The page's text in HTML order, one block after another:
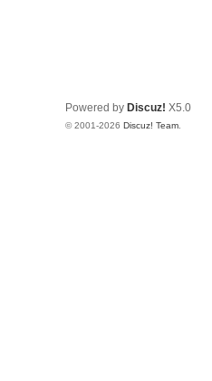
Powered by Discuz! X5.0
© 2001-2026 Discuz! Team